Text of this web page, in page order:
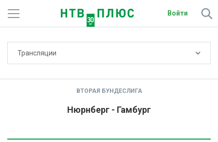
Войти
Трансляции
ВТОРАЯ БУНДЕСЛИГА
Нюрнберг - Гамбург